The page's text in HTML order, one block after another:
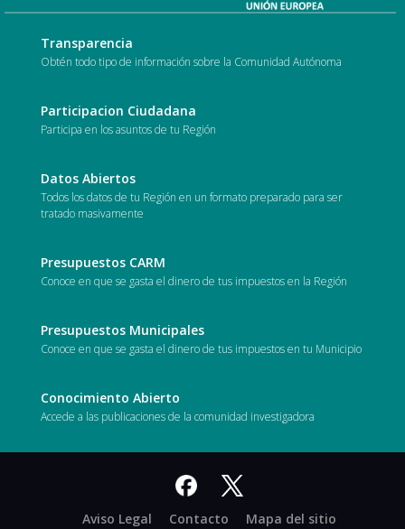
Transparencia
Obtén todo tipo de información sobre la Comunidad Autónoma
Participacion Ciudadana
Participa en los asuntos de tu Región
Datos Abiertos
Todos los datos de tu Región en un formato preparado para ser
tratado masivamente
Presupuestos CARM
Conoce en que se gasta el dinero de tus impuestos en la Región
Presupuestos Municipales
Conoce en que se gasta el dinero de tus impuestos en tu Municipio
Conocimiento Abierto
Accede a las publicaciones de la comunidad investigadora
Aviso Legal Contacto Mapa del sitio